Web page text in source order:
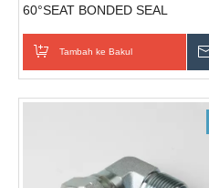
60°SEAT BONDED SEAL
Tambah ke Bakul